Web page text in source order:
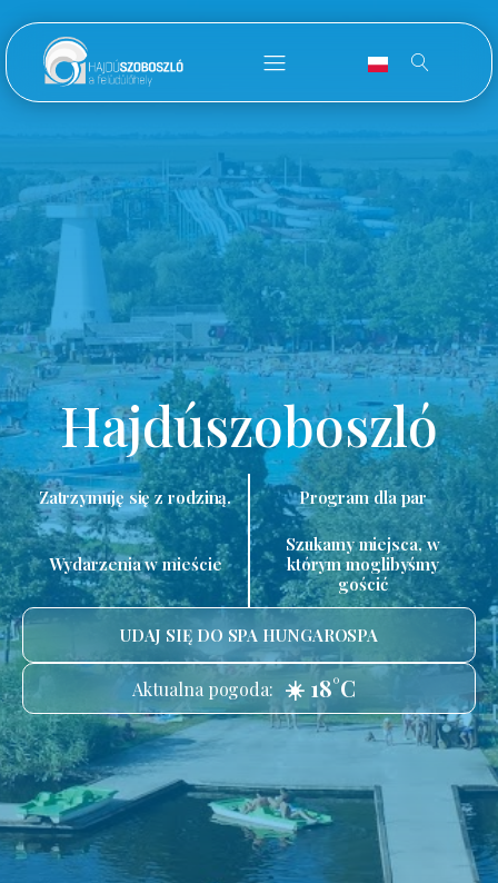
Hajdúszoboszló
Zatrzymuję się z rodziną. Program dla par
Wydarzenia w mieście
Szukamy miejsca, w
którym moglibyśmy
gościć
UDAJ SIĘ DO SPA HUNGAROSPA
Aktualna pogoda: ☀️ 18°C